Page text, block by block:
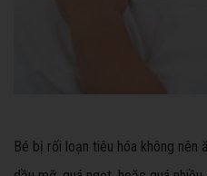
Bé bị rối loạn tiêu hóa không nên